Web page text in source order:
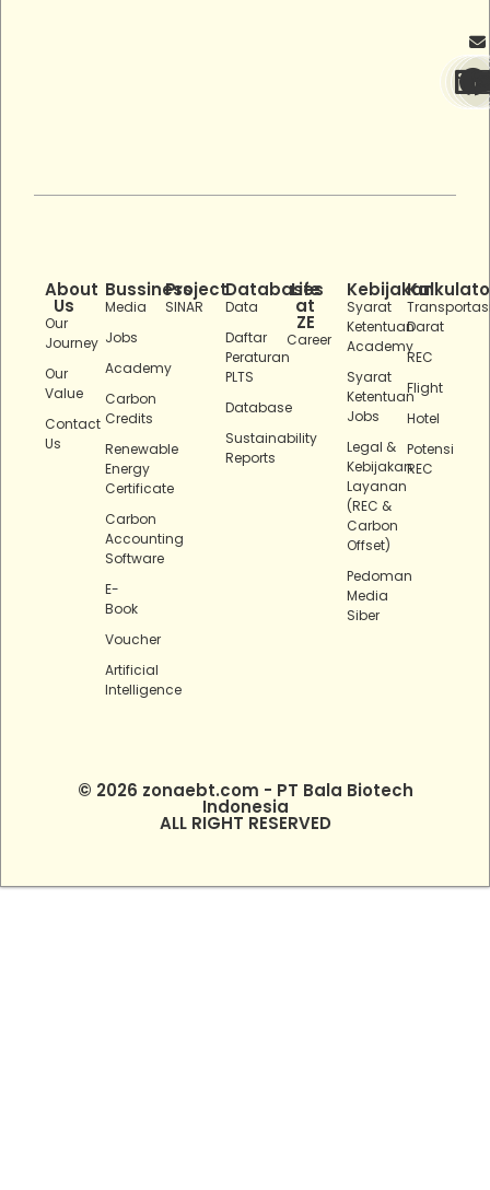
About
Us
Our
Journey
Our
Value
Contact
Us
Bussiness
Media
Jobs
Academy
Carbon
Credits
Renewable
Energy
Certificate
Carbon
Accounting
Software
E-
Book
Voucher
Artificial
Intelligence
Project
SINAR
Databases
Data
Daftar
Peraturan
PLTS
Database
Sustainability
Reports
Life
at
ZE
Career
Kebijakan
Syarat
Ketentuan
Academy
Syarat
Ketentuan
Jobs
Legal &
Kebijakan
Layanan
(REC &
Carbon
Offset)
Pedoman
Media
Siber
Darat
REC
Flight
Hotel
Potensi
REC
© 2026 zonaebt.com - PT Bala Biotech
Indonesia
ALL RIGHT RESERVED